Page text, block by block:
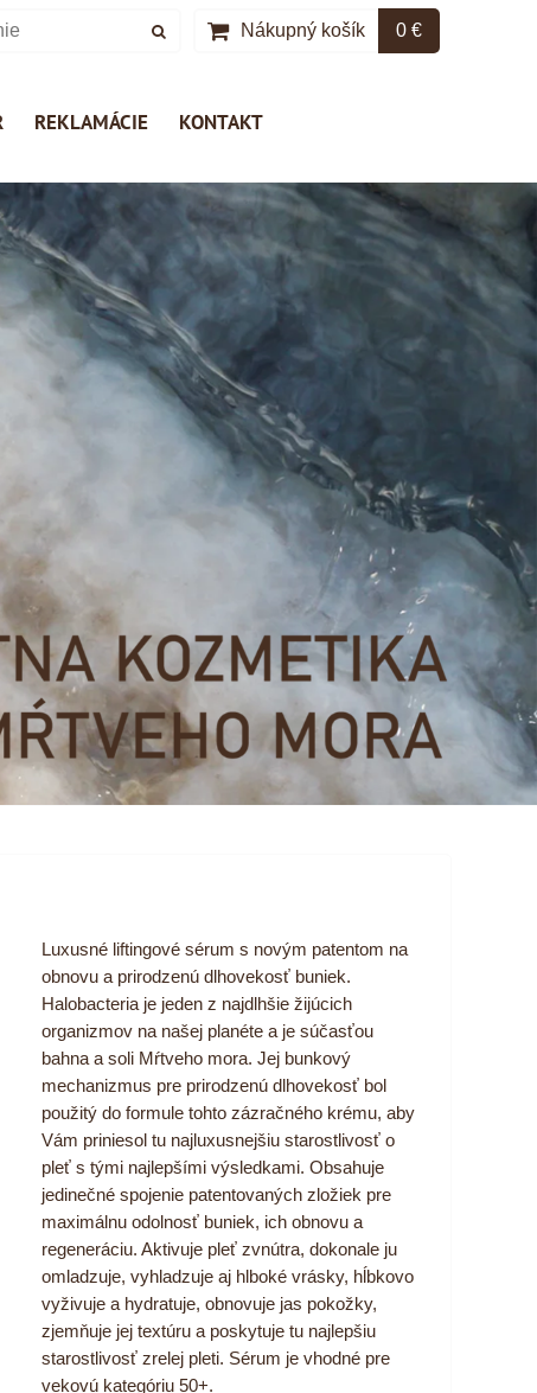
Nákupný košík 0 €
REKLAMÁCIE KONTAKT
Luxusné liftingové sérum s novým patentom na
obnovu a prirodzenú dlhovekosť buniek.
Halobacteria je jeden z najdlhšie žijúcich
organizmov na našej planéte a je súčasťou
bahna a soli Mŕtveho mora. Jej bunkový
mechanizmus pre prirodzenú dlhovekosť bol
použitý do formule tohto zázračného krému, aby
Vám priniesol tu najluxusnejšiu starostlivosť o
pleť s tými najlepšími výsledkami. Obsahuje
jedinečné spojenie patentovaných zložiek pre
maximálnu odolnosť buniek, ich obnovu a
regeneráciu. Aktivuje pleť zvnútra, dokonale ju
omladzuje, vyhladzuje aj hlboké vrásky, hĺbkovo
vyživuje a hydratuje, obnovuje jas pokožky,
zjemňuje jej textúru a poskytuje tu najlepšiu
starostlivosť zrelej pleti. Sérum je vhodné pre
vekovú kategóriu 50+.